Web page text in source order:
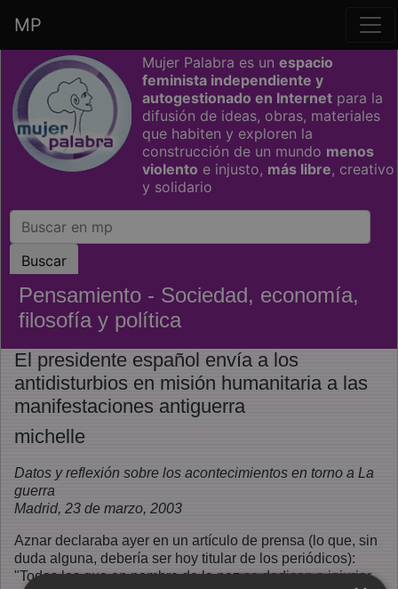
Saltar grupo de enlaces
MP
Mujer Palabra es un espacio
feminista independiente y
autogestionado en Internet para la
difusión de ideas, obras, materiales
que habiten y exploren la
construcción de un mundo menos
violento e injusto, más libre, creativo
y solidario
Pensamiento - Sociedad, economía,
filosofía y política
El presidente español envía a los
antidisturbios en misión humanitaria a las
manifestaciones antiguerra
michelle
Datos y reflexión sobre los acontecimientos en torno a La
guerra
Madrid, 23 de marzo, 2003
Aznar declaraba ayer en un artículo de prensa (lo que, sin
duda alguna, debería ser hoy titular de los periódicos):
"Todos los que en nombre de la paz se dedican a injuriar